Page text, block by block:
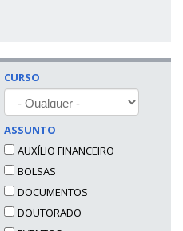
CURSO
ASSUNTO
AUXÍLIO FINANCEIRO
BOLSAS
DOCUMENTOS
DOUTORADO